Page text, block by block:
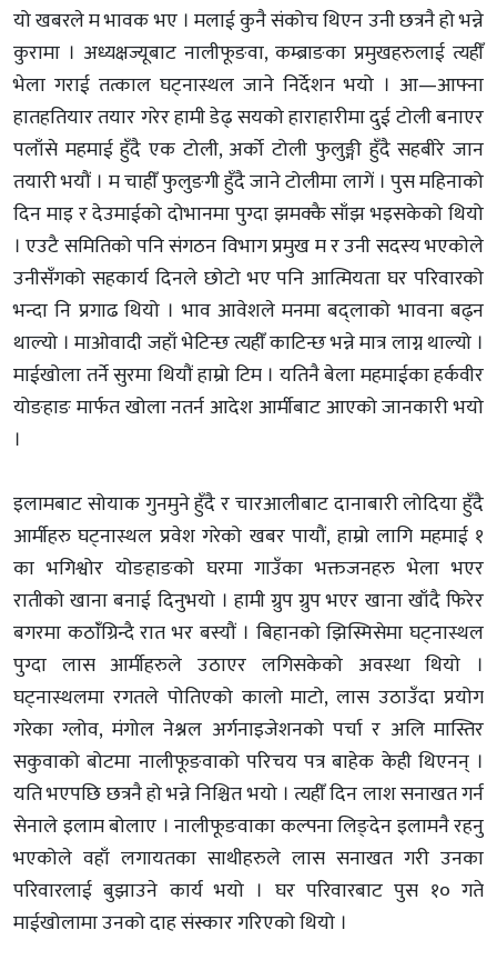
यो खबरले म भावक भए । मलाई कुनै संकोच थिएन उनी छत्रनै हो भन्ने
कुरामा । अध्यक्षज्यूबाट नालीफूङवा, कम्ब्राङका प्रमुखहरुलाई त्यहीँ
भेला गराई तत्काल घट्नास्थल जाने निर्देशन भयो । आ—आफ्ना
हातहतियार तयार गरेर हामी डेढ् सयको हाराहारीमा दुई टोली बनाएर
पलाँसे महमाई हुँदै एक टोली, अर्को टोली फुलुङ्गी हुँदै सहबीरे जान
तयारी भयौं । म चाहीँ फुलुङगी हुँदै जाने टोलीमा लागें । पुस महिनाको
दिन माइ र देउमाईको दोभानमा पुग्दा झमक्कै साँझ भइसकेको थियो
। एउटै समितिको पनि संगठन विभाग प्रमुख म र उनी सदस्य भएकोले
उनीसँगको सहकार्य दिनले छोटो भए पनि आत्मियता घर परिवारको
भन्दा नि प्रगाढ थियो । भाव आवेशले मनमा बद्लाको भावना बढ्न
थाल्यो । माओवादी जहाँ भेटिन्छ त्यहीँ काटिन्छ भन्ने मात्र लाग्न थाल्यो ।
माईखोला तर्ने सुरमा थियौं हाम्रो टिम । यतिनै बेला महमाईका हर्कवीर
योङहाङ मार्फत खोला नतर्न आदेश आर्मीबाट आएको जानकारी भयो
।
इलामबाट सोयाक गुनमुने हुँदै र चारआलीबाट दानाबारी लोदिया हुँदै
आर्मीहरु घट्नास्थल प्रवेश गरेको खबर पायौं, हाम्रो लागि महमाई १
का भगिश्वोर योङहाङको घरमा गाउँका भक्तजनहरु भेला भएर
रातीको खाना बनाई दिनुभयो । हामी ग्रुप ग्रुप भएर खाना खाँदै फिरेर
बगरमा कठांँग्रिन्दै रात भर बस्यौं । बिहानको झिस्मिसेमा घट्नास्थल
पुग्दा लास आर्मीहरुले उठाएर लगिसकेको अवस्था थियो ।
घट्नास्थलमा रगतले पोतिएको कालो माटो, लास उठाउँदा प्रयोग
गरेका ग्लोव, मंगोल नेश्नल अर्गनाइजेशनको पर्चा र अलि मास्तिर
सकुवाको बोटमा नालीफूङवाको परिचय पत्र बाहेक केही थिएनन् ।
यति भएपछि छत्रनै हो भन्ने निश्चित भयो । त्यहीँ दिन लाश सनाखत गर्न
सेनाले इलाम बोलाए । नालीफूङवाका कल्पना लिङ्देन इलामनै रहनु
भएकोले वहाँ लगायतका साथीहरुले लास सनाखत गरी उनका
परिवारलाई बुझाउने कार्य भयो । घर परिवारबाट पुस १० गते
माईखोलामा उनको दाह संस्कार गरिएको थियो ।